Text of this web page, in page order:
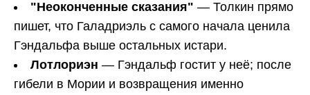
"Неоконченные сказания" — Толкин прямо
пишет, что Галадриэль с самого начала ценила
Гэндальфа выше остальных истари.
Лотлориэн — Гэндальф гостит у неё; после
гибели в Мории и возвращения именно